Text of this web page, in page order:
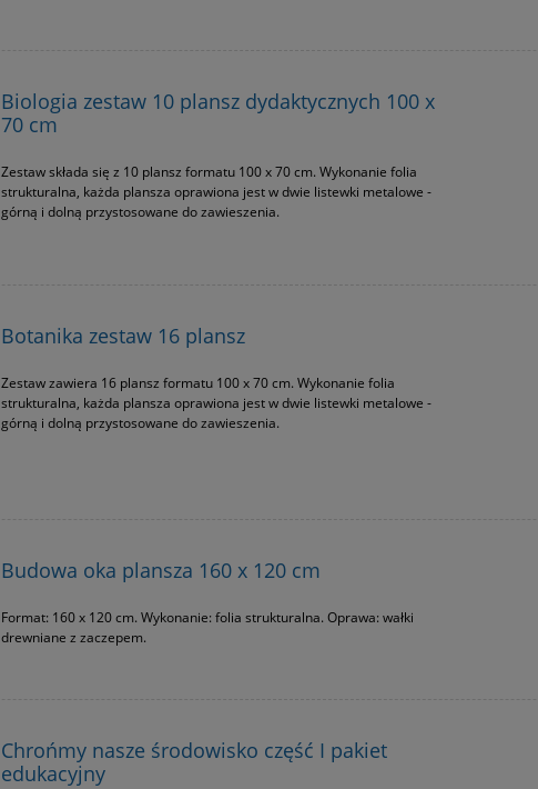
Biologia zestaw 10 plansz dydaktycznych 100 x
70 cm
Zestaw składa się z 10 plansz formatu 100 x 70 cm. Wykonanie folia
strukturalna, każda plansza oprawiona jest w dwie listewki metalowe -
górną i dolną przystosowane do zawieszenia.
Botanika zestaw 16 plansz
Zestaw zawiera 16 plansz formatu 100 x 70 cm. Wykonanie folia
strukturalna, każda plansza oprawiona jest w dwie listewki metalowe -
górną i dolną przystosowane do zawieszenia.
Budowa oka plansza 160 x 120 cm
Format: 160 x 120 cm. Wykonanie: folia strukturalna. Oprawa: wałki
drewniane z zaczepem.
Chrońmy nasze środowisko część I pakiet
edukacyjny